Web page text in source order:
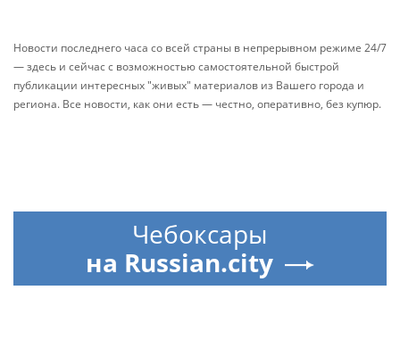
Новости последнего часа со всей страны в непрерывном режиме 24/7
— здесь и сейчас с возможностью самостоятельной быстрой
публикации интересных "живых" материалов из Вашего города и
региона. Все новости, как они есть — честно, оперативно, без купюр.
Чебоксары
на Russian.city